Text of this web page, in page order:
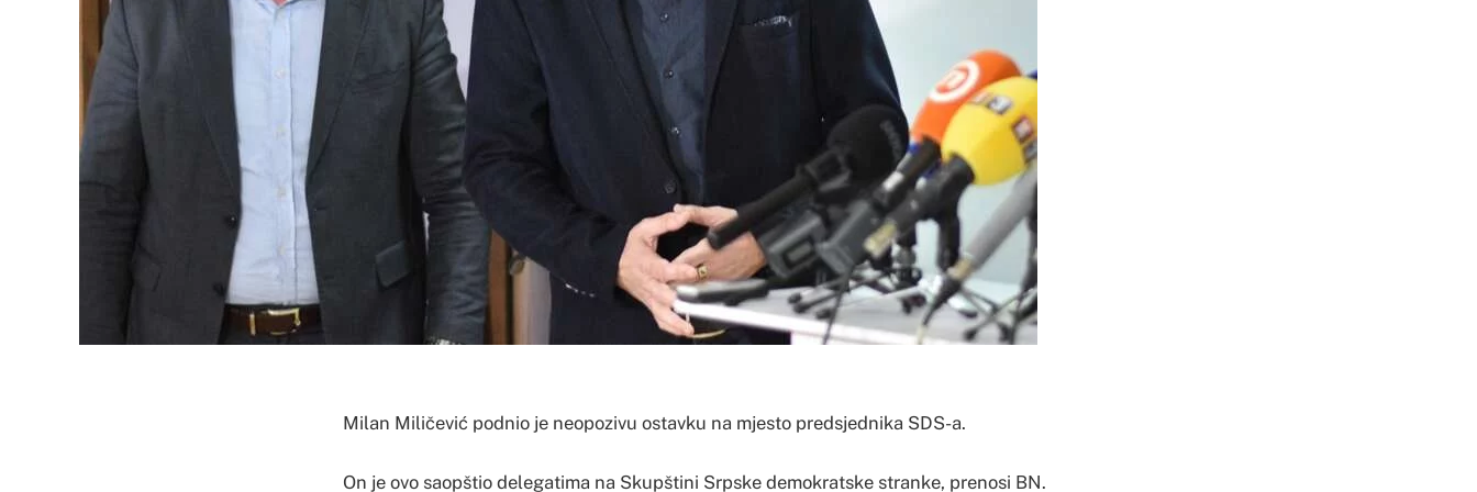
Milan Miličević podnio je neopozivu ostavku na mjesto predsjednika SDS-a.
On je ovo saopštio delegatima na Skupštini Srpske demokratske stranke, prenosi BN.